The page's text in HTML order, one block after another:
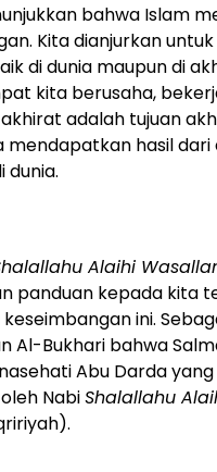
bahwa Islam
Kita dianjurkan
di dunia maupun di
kita berusaha,
adalah tujuan
hasil dari
dunia.
Alaihi
panduan kepada kita
ini.
Al-Bukhari bahwa
Abu Darda
NabiShalallahu